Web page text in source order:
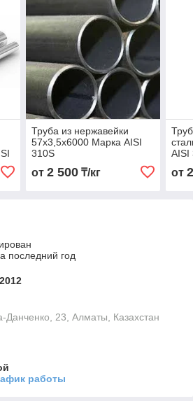
Труба из нержавейки
57х3,5х6000 Марка AISI
310S
от 2 500₸/кг
AISI
от
последний год
Данченко, 23, Алматы, Казахстан
работы